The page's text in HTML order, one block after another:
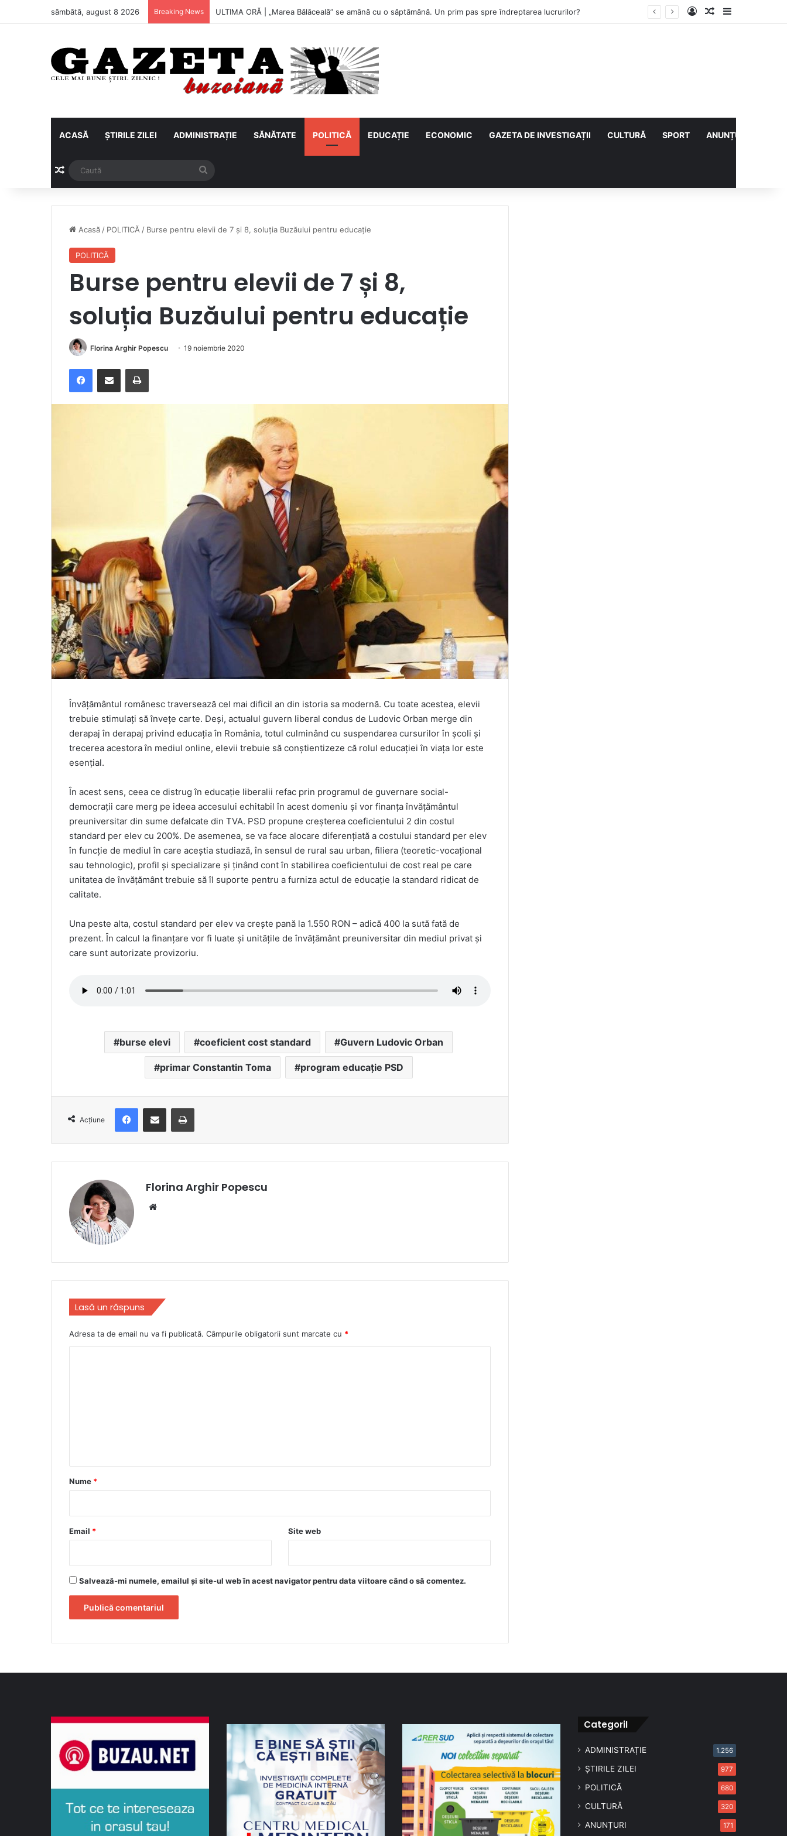
sâmbătă, august 8 2026 Breaking News Metalul Buzău, primul meci acasă în noul sezon de Liga 2. Obiectiv clar înaintea duelului cu CS Afumați Log InArticol aleatoriu
Sidebar
ACASĂ ȘTIRILE ZILEI ADMINISTRAȚIE SĂNĂTATE POLITICĂ EDUCAȚIE ECONOMIC GAZETA DE INVESTIGAȚII CULTURĂ SPORT ANUNȚURI
Articol aleatoriu
Acasă / POLITICĂ / Burse pentru elevii de 7 și 8, soluția Buzăului pentru educație
POLITICĂ
Burse pentru elevii de 7 și 8,
soluția Buzăului pentru educație
Florina Arghir Popescu 19 noiembrie 2020
FacebookDistribuie prin e-mail Imprimare
Învățământul românesc traversează cel mai dificil an din istoria sa modernă. Cu toate acestea, elevii
trebuie stimulați să învețe carte. Deși, actualul guvern liberal condus de Ludovic Orban merge din
derapaj în derapaj privind educația în România, totul culminând cu suspendarea cursurilor în școli și
trecerea acestora în mediul online, elevii trebuie să conștientizeze că rolul educației în viața lor este
esențial.
Ȋn acest sens, ceea ce distrug în educație liberalii refac prin programul de guvernare social-
democrații care merg pe ideea accesului echitabil în acest domeniu și vor finanța învățământul
preuniversitar din sume defalcate din TVA. PSD propune creșterea coeficientului 2 din costul
standard per elev cu 200%. De asemenea, se va face alocare diferențiată a costului standard per elev
în funcție de mediul în care aceștia studiază, în sensul de rural sau urban, filiera (teoretic-vocațional
sau tehnologic), profil și specializare și ținând cont în stabilirea coeficientului de cost real pe care
unitatea de învățământ trebuie să îl suporte pentru a furniza actul de educație la standard ridicat de
calitate.
Una peste alta, costul standard per elev va crește pană la 1.550 RON – adică 400 la sută fată de
prezent. Ȋn calcul la finanțare vor fi luate și unitățile de învățământ preuniversitar din mediul privat și
care sunt autorizate provizoriu.
burse elevi coeficient cost standard Guvern Ludovic Orban
primar Constantin Toma program educație PSD
Acțiune
FacebookDistribuie prin e-mail Imprimare
Florina Arghir Popescu
Lasă un răspuns
Adresa ta de email nu va fi publicată. Câmpurile obligatorii sunt marcate cu *
r
*
Nume *
Email * Site web
Salvează-mi numele, emailul și site-ul web în acest navigator pentru data viitoare când o să comentez.
CategoriI
ADMINISTRAȚIE 1.256
ȘTIRILE ZILEI 977
POLITICĂ 680
CULTURĂ 320
ANUNȚURI 171